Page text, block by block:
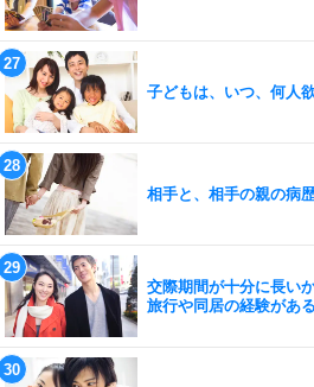
子どもは、いつ、何人欲
相手と、相手の親の病
交際期間が十分に長いか
旅行や同居の経験がある